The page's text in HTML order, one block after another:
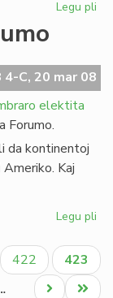
Legu pli
4-C, 20 mar 08
elektita
Forumo.
da kontinentoj
Kaj
Legu pli
la
Paĝo
422
Aktuala
paĝo
423
Last
Next